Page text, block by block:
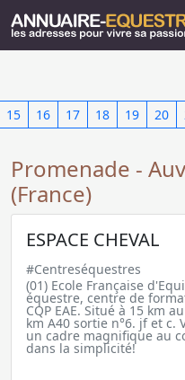
15 16 17 18 19 20
Promenade -
(France)
ESPACE CHEVAL
#Centreséquestres
(01) Ecole Française
équestre, centre de
CQP EAE. Situé à 15 km
km A40 sortie n°6. jf et c.
un cadre magnifique au
dans la simplicité!